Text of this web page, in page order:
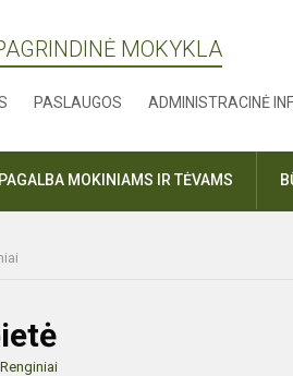
MOKYKLA
PASLAUGOS ADMINISTRACINĖ
PAGALBA MOKINIAMS IR TĖVAMS
Renginiai